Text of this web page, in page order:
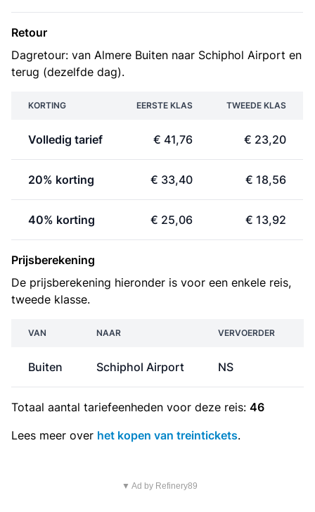
Retour
Dagretour: van Almere Buiten naar Schiphol Airport en
terug (dezelfde dag).
KORTING EERSTE KLAS TWEEDE KLAS
Volledig tarief € 41,76 € 23,20
20% korting € 33,40 € 18,56
40% korting € 25,06 € 13,92
Prijsberekening
De prijsberekening hieronder is voor een enkele reis,
tweede klasse.
VAN NAAR VERVOERDER
Buiten Schiphol Airport NS
Totaal aantal tariefeenheden voor deze reis: 46
Lees meer over het kopen van treintickets.
▼ Ad by Refinery89